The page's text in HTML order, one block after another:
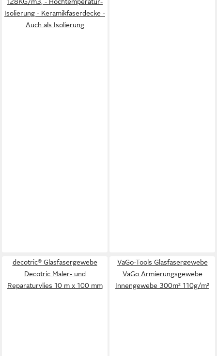
Isolierung - Keramikfaserdecke -
Auch als Isolierung
decotric® Glasfasergewebe
Decotric Maler- und
Reparaturvlies 10 m x 100 mm
VaGo-Tools Glasfasergewebe
VaGo Armierungsgewebe
Innengewebe 300m² 110g/m²